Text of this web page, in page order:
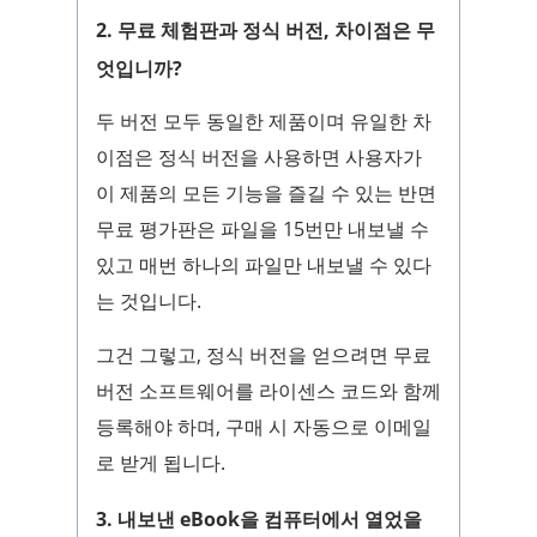
2. 무료 체험판과 정식 버전, 차이점은 무
엇입니까?
두 버전 모두 동일한 제품이며 유일한 차
이점은 정식 버전을 사용하면 사용자가
이 제품의 모든 기능을 즐길 수 있는 반면
무료 평가판은 파일을 15번만 내보낼 수
있고 매번 하나의 파일만 내보낼 수 있다
는 것입니다.
그건 그렇고, 정식 버전을 얻으려면 무료
버전 소프트웨어를 라이센스 코드와 함께
등록해야 하며, 구매 시 자동으로 이메일
로 받게 됩니다.
3. 내보낸 eBook을 컴퓨터에서 열었을